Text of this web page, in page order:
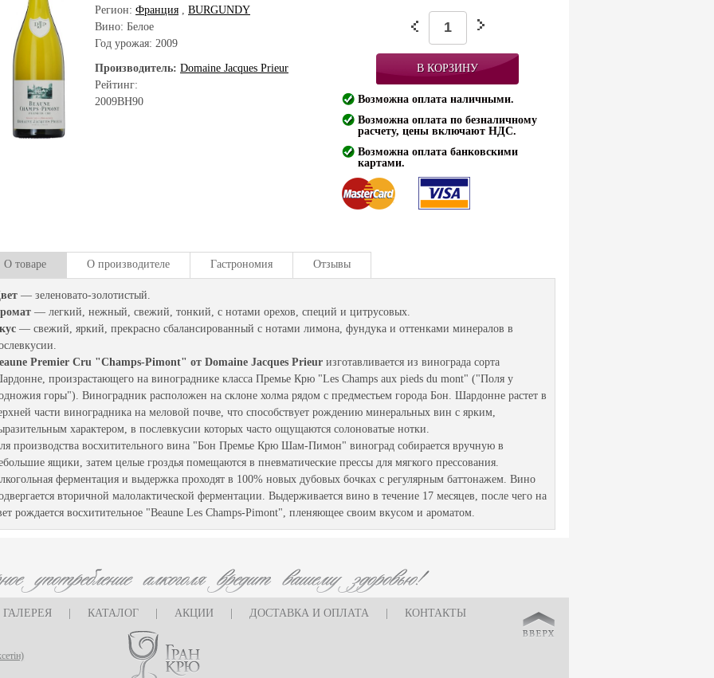
Регион: Франция , BURGUNDY
Вино: Белое
Год урожая: 2009
Производитель: Domaine Jacques Prieur
Рейтинг:
2009BH90
Возможна оплата наличными.
Возможна оплата по безналичному
расчету, цены включают НДС.
Возможна оплата банковскими
картами.
О товаре О производителе Гастрономия Отзывы
— зеленовато-золотистый.
— легкий, нежный, свежий, тонкий, с нотами орехов, специй и цитрусовых.
— свежий, яркий, прекрасно сбалансированный с нотами лимона, фундука и оттенками минералов в
Premier Cru "Champs-Pimont" от Domaine Jacques Prieur изготавливается из винограда сорта
произрастающего на винограднике класса Премье Крю "Les Champs aux pieds du mont" ("Поля у
горы"). Виноградник расположен на склоне холма рядом с предместьем города Бон. Шардонне растет в
части виноградника на меловой почве, что способствует рождению минеральных вин с ярким,
характером, в послевкусии которых часто ощущаются солоноватые нотки.
производства восхитительного вина "Бон Премье Крю Шам-Пимон" виноград собирается вручную в
ящики, затем целые гроздья помещаются в пневматические прессы для мягкого прессования.
ферментация и выдержка проходят в 100% новых дубовых бочках с регулярным баттонажем. Вино
вторичной малолактической ферментации. Выдерживается вино в течение 17 месяцев, после чего на
рождается восхитительное "Beaune Les Champs-Pimont", пленяющее своим вкусом и ароматом.
ГАЛЕРЕЯ КАТАЛОГ АКЦИИ ДОСТАВКА И ОПЛАТА КОНТАКТЫ